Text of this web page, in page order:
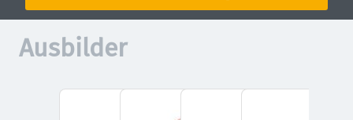
Ausbilder